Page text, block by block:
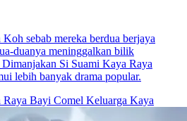
sebab mereka berdua berjaya
duanya meninggalkan bilik
Si Suami Kaya Raya
lebih banyak drama popular.
Raya Bayi Comel Keluarga Kaya